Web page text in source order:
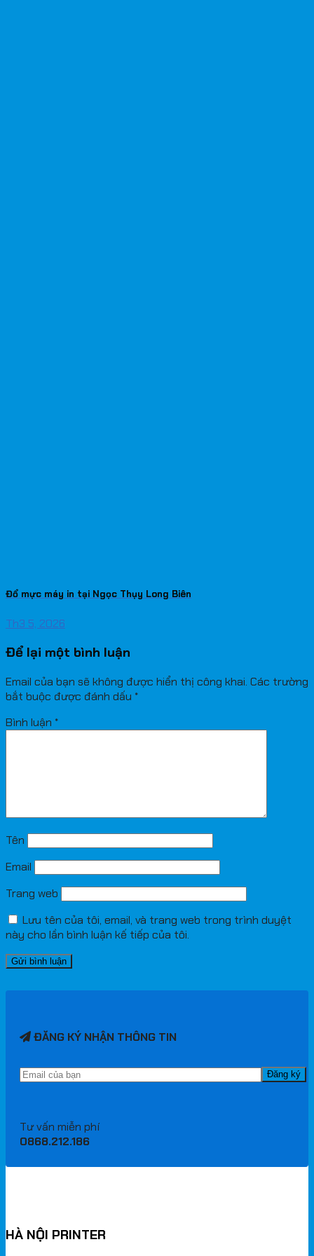
Đổ mực máy in tại Ngọc Thụy Long Biên
Th3 5, 2026
Để lại một bình luận
Email của bạn sẽ không được hiển thị công khai. Các trường
bắt buộc được đánh dấu *
Bình luận *
Tên
Email
Trang web
Lưu tên của tôi, email, và trang web trong trình duyệt
này cho lần bình luận kế tiếp của tôi.
ĐĂNG KÝ NHẬN THÔNG TIN
Tư vấn miễn phí
0868.212.186
HÀ NỘI PRINTER